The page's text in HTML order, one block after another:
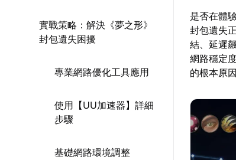
實戰策略：解決《夢之形》
封包遺失困擾
專業網路優化工具應用
使用【UU加速器】詳細
步驟
基礎網路環境調整
是否在體
封包遺失
結、延遲
網路穩定
的根本原